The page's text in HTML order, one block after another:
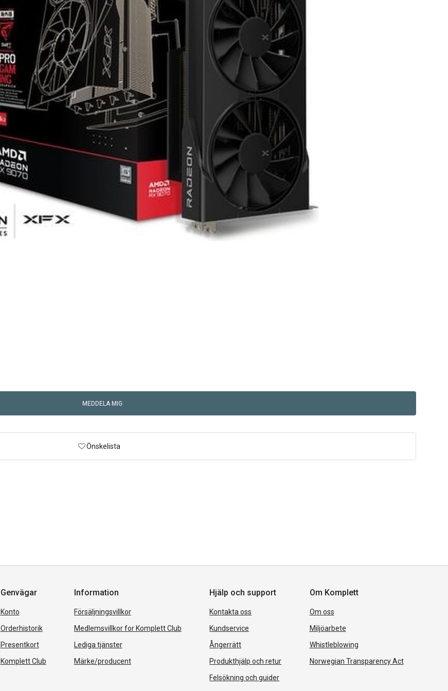
MEDDELA MIG
Önskelista
Genvägar
Konto
Orderhistorik
Presentkort
Komplett Club
Information
Försäljningsvillkor
Medlemsvillkor for Komplett Club
Lediga tjänster
Märke/producent
Hjälp och support
Kontakta oss
Kundservice
Ångerrätt
Produkthjälp och retur
Felsökning och guider
Om Komplett
Om oss
Miljöarbete
Whistleblowing
Norwegian Transparency Act